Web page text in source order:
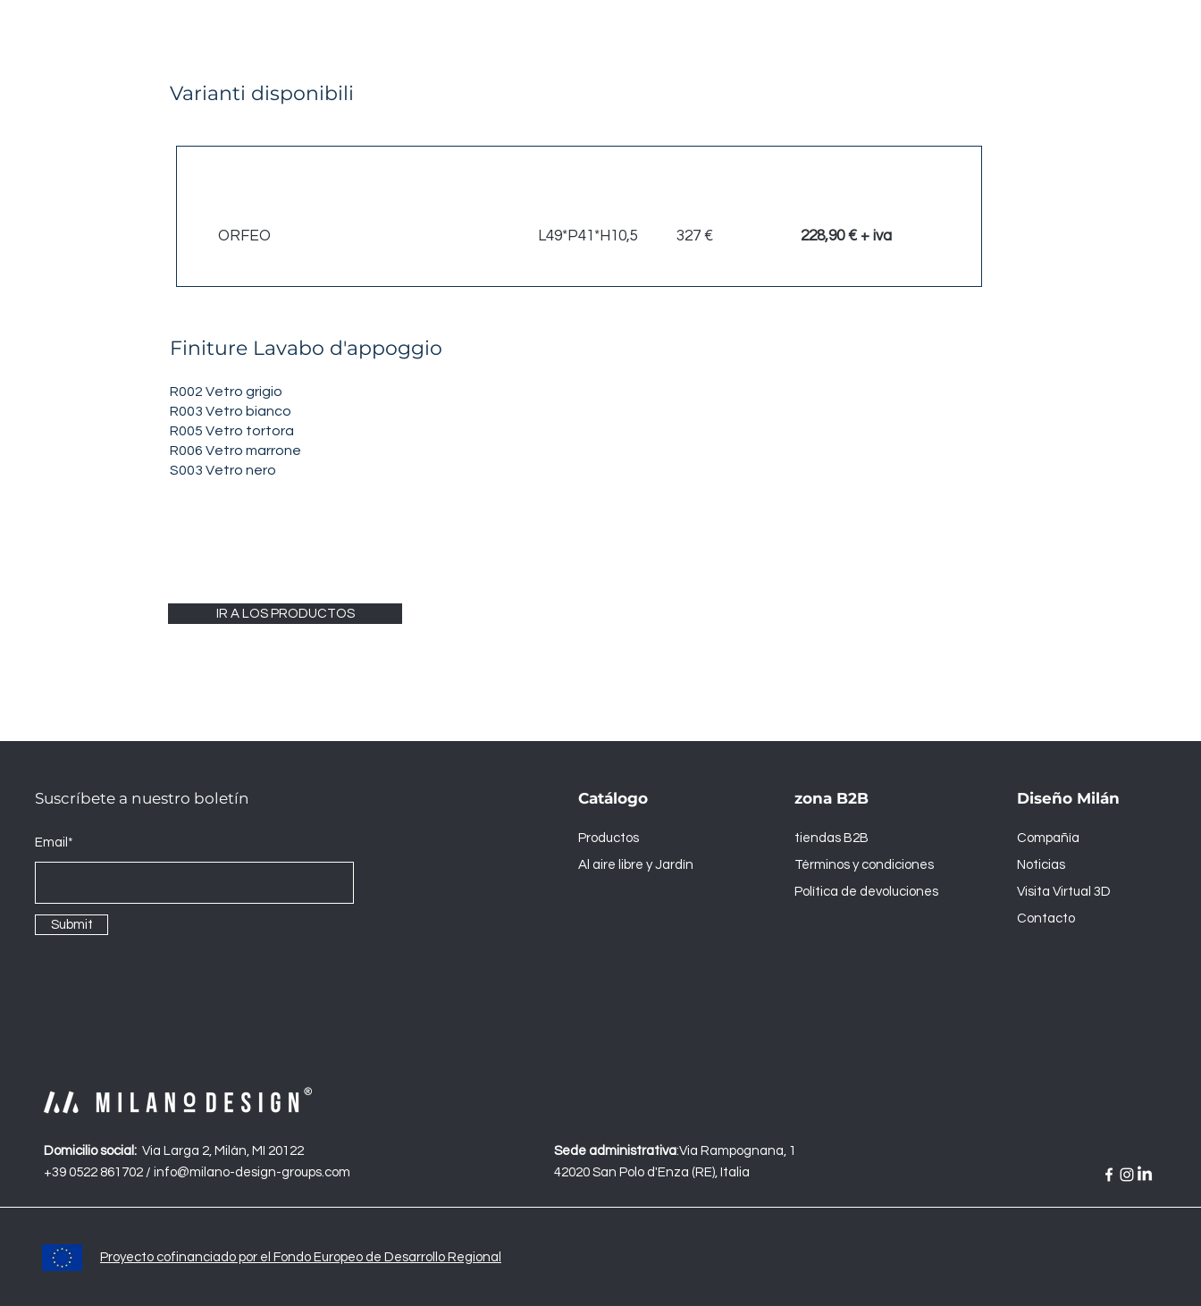
Varianti disponibili
ORFEO L49*P41*H10,5 327 € 228,90 € + iva
Finiture Lavabo d'appoggio
R002 Vetro grigio
R003 Vetro bianco
R005 Vetro tortora
R006 Vetro marrone
S003 Vetro nero
IR A LOS PRODUCTOS
Suscríbete a nuestro boletín
Email*
Submit
Catálogo
Productos
Al aire libre y Jardín
zona B2B
tiendas B2B
Términos y condiciones
Política de devoluciones
Diseño Milán
Compañía
Noticias
Visita Virtual 3D
Contacto
Domicilio social: Via Larga 2, Milán, MI 20122
+39 0522 861702 / info@milano-design-groups.com
Sede administrativa:Via Rampognana, 1
42020 San Polo d'Enza (RE), Italia
Proyecto cofinanciado por el Fondo Europeo de Desarrollo Regional